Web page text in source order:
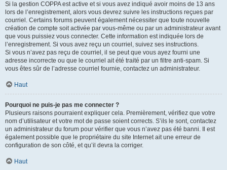
Si la gestion COPPA est active et si vous avez indiqué avoir moins de 13 ans
lors de l’enregistrement, alors vous devrez suivre les instructions reçues par
courriel. Certains forums peuvent également nécessiter que toute nouvelle
création de compte soit activée par vous-même ou par un administrateur avant
que vous puissiez vous connecter. Cette information est indiquée lors de
l’enregistrement. Si vous avez reçu un courriel, suivez ses instructions.
Si vous n’avez pas reçu de courriel, il se peut que vous ayez fourni une
adresse incorrecte ou que le courriel ait été traité par un filtre anti-spam. Si
vous êtes sûr de l’adresse courriel fournie, contactez un administrateur.
Haut
Pourquoi ne puis-je pas me connecter ?
Plusieurs raisons pourraient expliquer cela. Premièrement, vérifiez que votre
nom d’utilisateur et votre mot de passe soient corrects. S’ils le sont, contactez
un administrateur du forum pour vérifier que vous n’avez pas été banni. Il est
également possible que le propriétaire du site Internet ait une erreur de
configuration de son côté, et qu’il devra la corriger.
Haut